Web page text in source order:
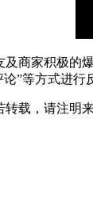
商家积极的
”等方式进行
载，请注明来